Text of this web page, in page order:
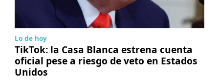
Lo de hoy
TikTok: la Casa Blanca estrena cuenta
oficial pese a riesgo de veto en Estados
Unidos